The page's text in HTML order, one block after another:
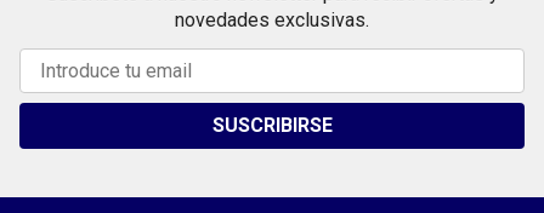
novedades exclusivas.
SUSCRIBIRSE